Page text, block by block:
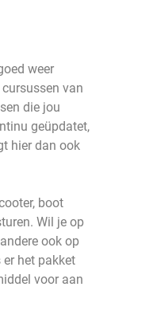
weer
van
die jou
geüpdatet,
hier dan ook
boot
Wil je op
ook op
er het pakket
voor aan